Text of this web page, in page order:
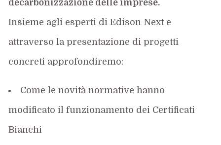
decarbonizzazione delle imprese.
Insieme agli esperti di Edison Next e
attraverso la presentazione di progetti
concreti approfondiremo:
Come le novità normative hanno
modificato il funzionamento dei Certificati
Bianchi